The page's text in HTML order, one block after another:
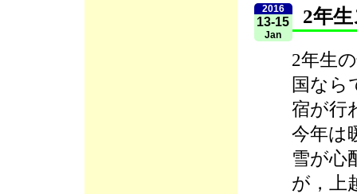
2016
13-15
Jan
2年
2年生
国なら
宿が行
今年は
雪が心
が，上